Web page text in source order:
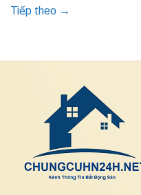
Tiếp theo →